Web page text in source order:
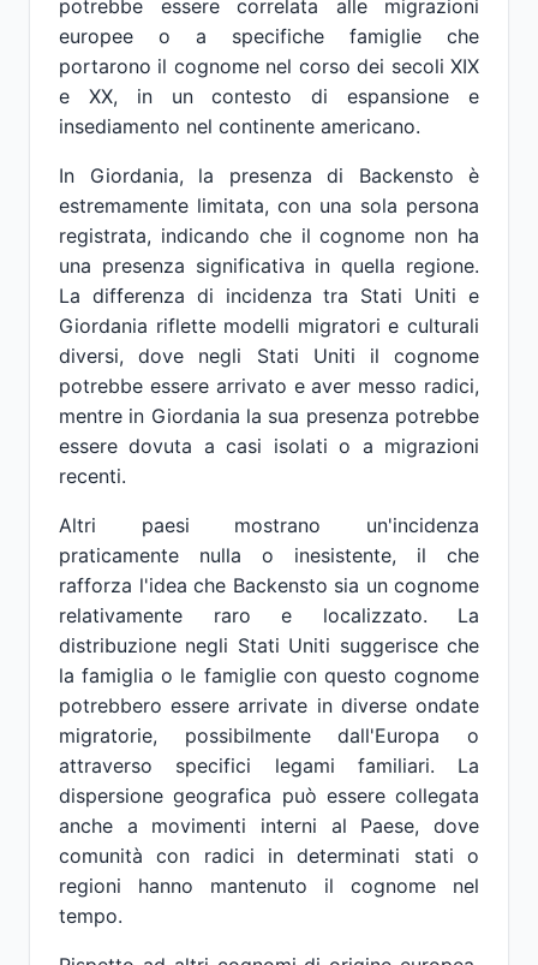
potrebbe essere correlata alle migrazioni
europee o a specifiche famiglie che
portarono il cognome nel corso dei secoli XIX
e XX, in un contesto di espansione e
insediamento nel continente americano.
In Giordania, la presenza di Backensto è
estremamente limitata, con una sola persona
registrata, indicando che il cognome non ha
una presenza significativa in quella regione.
La differenza di incidenza tra Stati Uniti e
Giordania riflette modelli migratori e culturali
diversi, dove negli Stati Uniti il cognome
potrebbe essere arrivato e aver messo radici,
mentre in Giordania la sua presenza potrebbe
essere dovuta a casi isolati o a migrazioni
recenti.
Altri paesi mostrano un'incidenza
praticamente nulla o inesistente, il che
rafforza l'idea che Backensto sia un cognome
relativamente raro e localizzato. La
distribuzione negli Stati Uniti suggerisce che
la famiglia o le famiglie con questo cognome
potrebbero essere arrivate in diverse ondate
migratorie, possibilmente dall'Europa o
attraverso specifici legami familiari. La
dispersione geografica può essere collegata
anche a movimenti interni al Paese, dove
comunità con radici in determinati stati o
regioni hanno mantenuto il cognome nel
tempo.